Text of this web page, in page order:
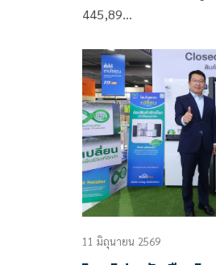
445,89…
11 มิถุนายน 2569